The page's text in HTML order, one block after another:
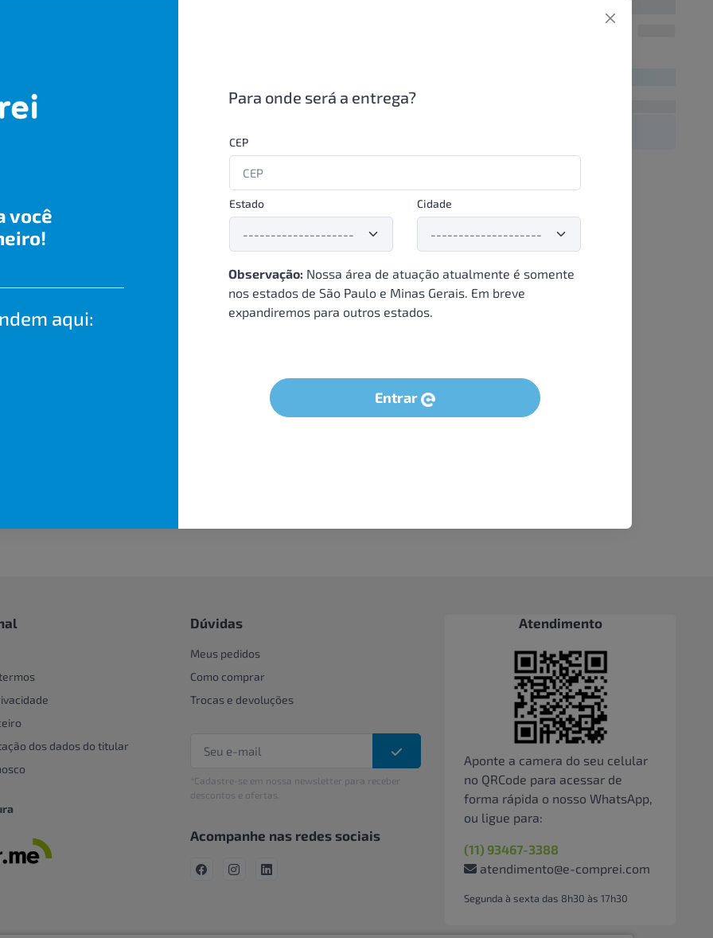
você
aqui:
Para onde será a entrega?
CEP
Estado Cidade
Observação: Nossa área de atuação atualmente é somente
nos estados de São Paulo e Minas Gerais. Em breve
expandiremos para outros estados.
Entrar
dos dados do titular
Dúvidas
Meus pedidos
Como comprar
Trocas e devoluções
*Cadastre-se em nossa newsletter para receber
descontos e ofertas.
Acompanhe nas redes sociais
Atendimento
Aponte a camera do seu celular
no QRCode para acessar de
forma rápida o nosso WhatsApp,
ou ligue para:
(11) 93467-3388
atendimento@e-comprei.com
Segunda à sexta das 8h30 às 17h30